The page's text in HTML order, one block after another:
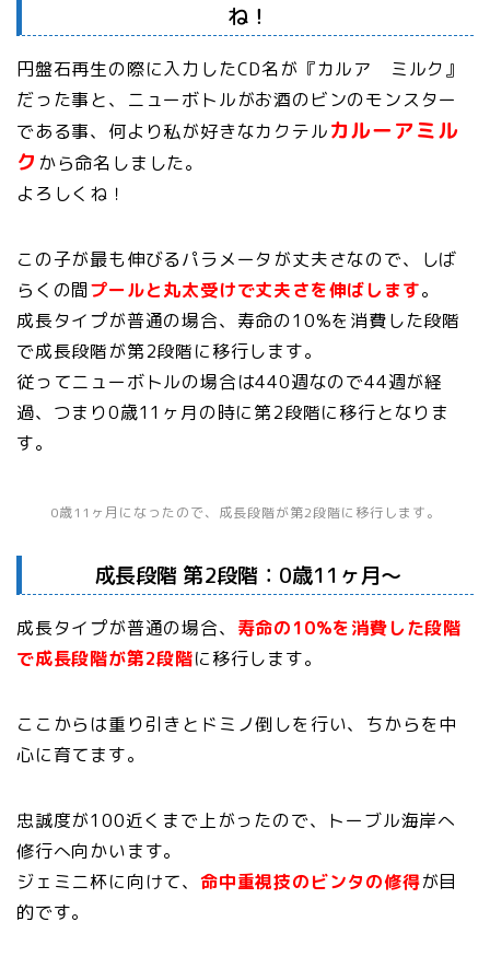
ね！
円盤石再生の際に入力したCD名が『カルア ミルク』
だった事と、ニューボトルがお酒のビンのモンスター
である事、何より私が好きなカクテルカルーアミル
ク から命名しました。
よろしくね！
この子が最も伸びるパラメータが丈夫さなので、しば
らくの間プールと丸太受けで丈夫さを伸ばします。
成長タイプが普通の場合、寿命の10%を消費した段階
で成長段階が第2段階に移行します。
従ってニューボトルの場合は440週なので44週が経
過、つまり0歳11ヶ月の時に第2段階に移行となりま
す。
0歳11ヶ月になったので、成長段階が第2段階に移行します。
成長段階 第2段階：0歳11ヶ月～
成長タイプが普通の場合、 寿命の10%を消費した段階
で成長段階が第2段階に移行します。
ここからは重り引きとドミノ倒しを行い、ちからを中
心に育てます。
忠誠度が100近くまで上がったので、トーブル海岸へ
修行へ向かいます。
ジェミニ杯に向けて、 命中重視技のビンタの修得が目
的です。